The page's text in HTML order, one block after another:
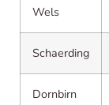
Wels
Schaerding
Dornbirn